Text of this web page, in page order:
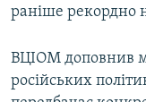
раніше рекордно
ВЦІОМ доповнив
російських